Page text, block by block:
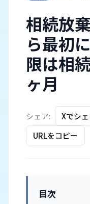
相続放
ら最初
限は相
ヶ月
シェア: Xでシ
URLをコピー
目次